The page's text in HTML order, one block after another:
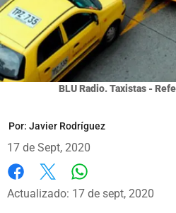
BLU Radio. Taxistas -
Por: Javier Rodríguez
17 de Sept, 2020
Facebook
X
Actualizado: 17 de sept, 2020